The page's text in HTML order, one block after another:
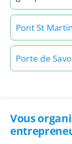
Pont St Martin
Porte de
Vous